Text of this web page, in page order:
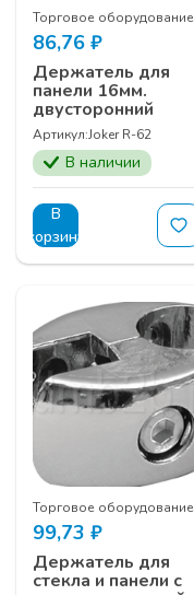
Торговое оборудование
86,76 ₽
Держатель для
панели 16мм.
двусторонний
Артикул:Joker R-62
В наличии
В
корзину
Торговое оборудование
99,73 ₽
Держатель для
стекла и панели с